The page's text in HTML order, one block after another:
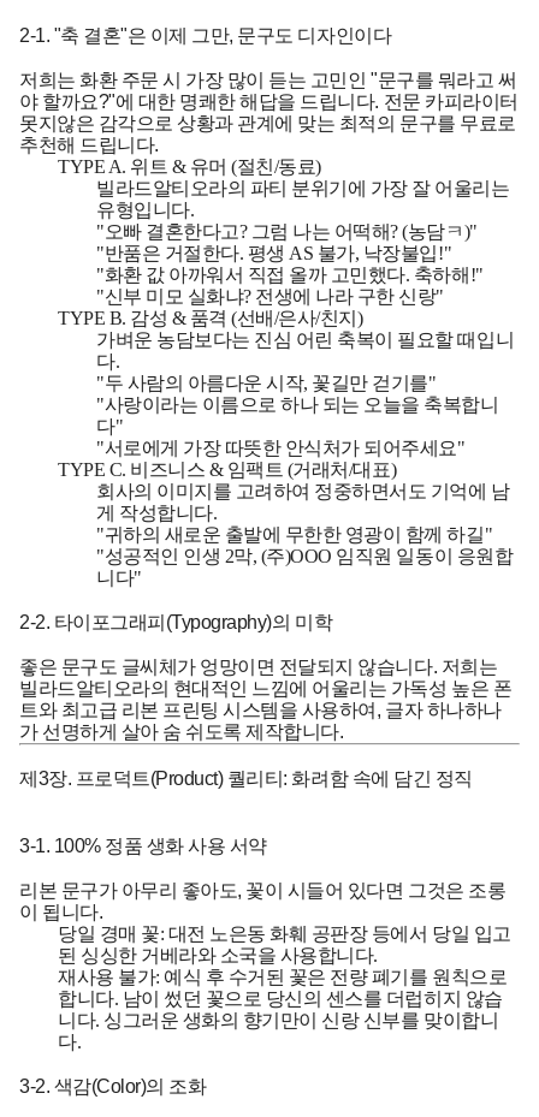
2-1. "축 결혼"은 이제 그만, 문구도 디자인이다
저희는 화환 주문 시 가장 많이 듣는 고민인 "문구를 뭐라고 써
야 할까요?"에 대한 명쾌한 해답을 드립니다. 전문 카피라이터
못지않은 감각으로 상황과 관계에 맞는 최적의 문구를 무료로
추천해 드립니다.
TYPE A. 위트 & 유머 (절친/동료)
빌라드알티오라의 파티 분위기에 가장 잘 어울리는
유형입니다.
"오빠 결혼한다고? 그럼 나는 어떡해? (농담ㅋ)"
"반품은 거절한다. 평생 AS 불가, 낙장불입!"
"화환 값 아까워서 직접 올까 고민했다. 축하해!"
"신부 미모 실화냐? 전생에 나라 구한 신랑"
TYPE B. 감성 & 품격 (선배/은사/친지)
가벼운 농담보다는 진심 어린 축복이 필요할 때입니
다.
"두 사람의 아름다운 시작, 꽃길만 걷기를"
"사랑이라는 이름으로 하나 되는 오늘을 축복합니
다"
"서로에게 가장 따뜻한 안식처가 되어주세요"
TYPE C. 비즈니스 & 임팩트 (거래처/대표)
회사의 이미지를 고려하여 정중하면서도 기억에 남
게 작성합니다.
"귀하의 새로운 출발에 무한한 영광이 함께 하길"
"성공적인 인생 2막, (주)OOO 임직원 일동이 응원합
니다"
2-2. 타이포그래피(Typography)의 미학
좋은 문구도 글씨체가 엉망이면 전달되지 않습니다. 저희는
빌라드알티오라의 현대적인 느낌에 어울리는 가독성 높은 폰
트와 최고급 리본 프린팅 시스템을 사용하여, 글자 하나하나
가 선명하게 살아 숨 쉬도록 제작합니다.
제3장. 프로덕트(Product) 퀄리티: 화려함 속에 담긴 정직
3-1. 100% 정품 생화 사용 서약
리본 문구가 아무리 좋아도, 꽃이 시들어 있다면 그것은 조롱
이 됩니다.
당일 경매 꽃: 대전 노은동 화훼 공판장 등에서 당일 입고
된 싱싱한 거베라와 소국을 사용합니다.
재사용 불가: 예식 후 수거된 꽃은 전량 폐기를 원칙으로
합니다. 남이 썼던 꽃으로 당신의 센스를 더럽히지 않습
니다. 싱그러운 생화의 향기만이 신랑 신부를 맞이합니
다.
3-2. 색감(Color)의 조화